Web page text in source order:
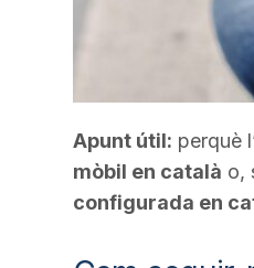
a
Apunt útil: perquè
mòbil en català o,
configurada en